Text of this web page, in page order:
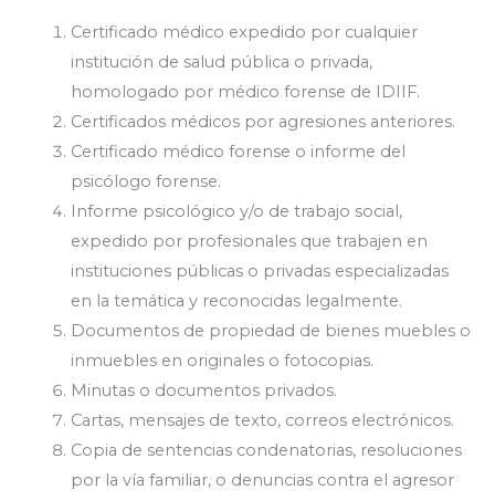
Certificado médico expedido por cualquier
institución de salud pública o privada,
homologado por médico forense de IDIIF.
Certificados médicos por agresiones anteriores.
Certificado médico forense o informe del
psicólogo forense.
Informe psicológico y/o de trabajo social,
expedido por profesionales que trabajen en
instituciones públicas o privadas especializadas
en la temática y reconocidas legalmente.
Documentos de propiedad de bienes muebles o
inmuebles en originales o fotocopias.
Minutas o documentos privados.
Cartas, mensajes de texto, correos electrónicos.
Copia de sentencias condenatorias, resoluciones
por la vía familiar, o denuncias contra el agresor